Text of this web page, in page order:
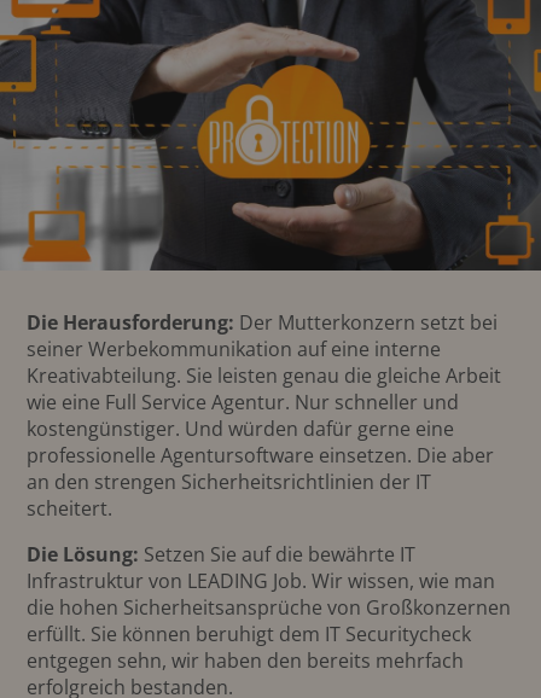
Die Herausforderung: Der Mutterkonzern setzt bei
seiner Werbekommunikation auf eine interne
Kreativabteilung. Sie leisten genau die gleiche Arbeit
wie eine Full Service Agentur. Nur schneller und
kostengünstiger. Und würden dafür gerne eine
professionelle Agentursoftware einsetzen. Die aber
an den strengen Sicherheitsrichtlinien der IT
scheitert.
Die Lösung: Setzen Sie auf die bewährte IT
Infrastruktur von LEADING Job. Wir wissen, wie man
die hohen Sicherheitsansprüche von Großkonzernen
erfüllt. Sie können beruhigt dem IT Securitycheck
entgegen sehn, wir haben den bereits mehrfach
erfolgreich bestanden.